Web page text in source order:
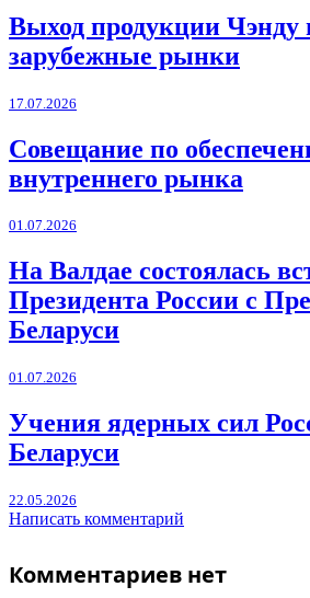
Выход продукции Чэнду
зарубежные рынки
17.07.2026
Совещание по
внутреннего рынка
01.07.2026
На Валдае состоялась
Президента России с
Беларуси
01.07.2026
Учения ядерных сил
Беларуси
22.05.2026
Написать комментарий
Комментариев нет